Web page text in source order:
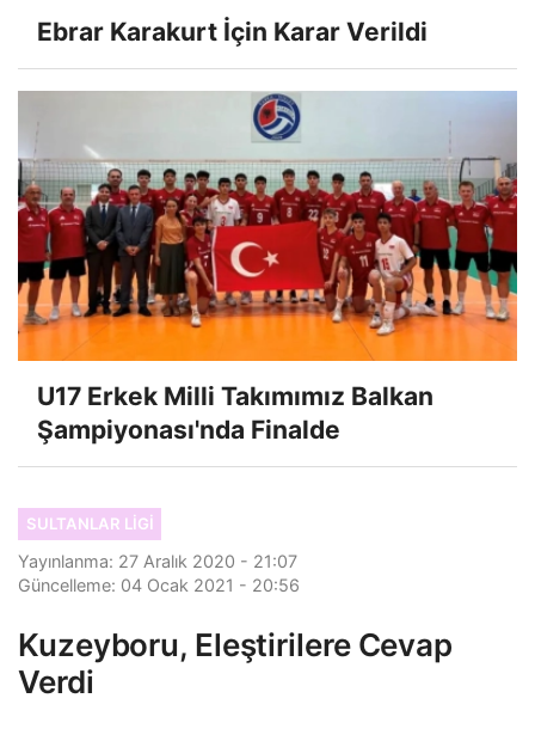
Ebrar Karakurt İçin Karar Verildi
U17 Erkek Milli Takımımız Balkan
Şampiyonası'nda Finalde
SULTANLAR LIGI
Yayınlanma: 27 Aralık 2020 - 21:07
Güncelleme: 04 Ocak 2021 - 20:56
Kuzeyboru, Eleştirilere Cevap
Verdi